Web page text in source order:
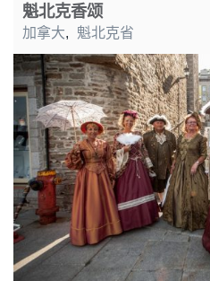
魁北克香颂
加拿大, 魁北克省